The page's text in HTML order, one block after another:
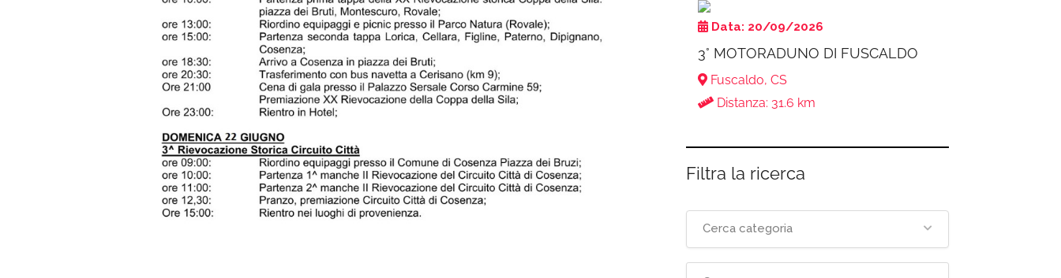
Data: 20/09/2026
3° MOTORADUNO DI FUSCALDO
Fuscaldo, CS
Distanza: 31.6 km
Filtra la ricerca
Cerca categoria